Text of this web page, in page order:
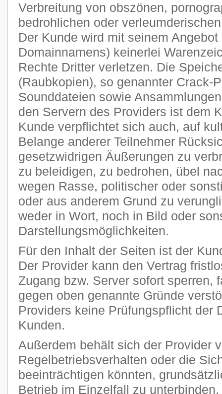
Verbreitung von obszönen,
bedrohlichen oder
Der Kunde wird mit seinem
Domainnamens) keinerlei
Rechte Dritter verletzen. Die
(Raubkopien), so genannter Crack-
Sounddateien sowie
den Servern des Providers ist dem
Kunde verpflichtet sich auch, auf
Belange anderer Teilnehmer
gesetzwidrigen Äußerungen zu
zu beleidigen, zu bedrohen, übel
wegen Rasse, politischer oder
oder aus anderem Grund zu
weder in Wort, noch in Bild oder
Darstellungsmöglichkeiten.
Für den Inhalt der Seiten ist der
Der Provider kann den Vertrag
Zugang bzw. Server sofort sperren,
gegen oben genannte Gründe
Providers keine Prüfungspflicht der
Kunden.
Außerdem behält sich der Provider
Regelbetriebsverhalten oder die
beeinträchtigen könnten,
Betrieb im Einzelfall zu